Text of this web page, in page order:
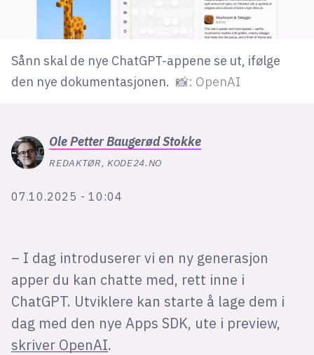
Sånn skal de nye ChatGPT-appene se ut, ifølge
den nye dokumentasjonen. 📸: OpenAI
Ole PetterBaugerød Stokke
REDAKTØR, KODE24.NO
07.10.2025 - 10:04
– I dag introduserer vi en ny generasjon
apper du kan chatte med, rett inne i
ChatGPT. Utviklere kan starte å lage dem i
dag med den nye Apps SDK, ute i preview,
skriver OpenAI.
Bluesky
Facebook
annonsepriser
Bli firmapartner